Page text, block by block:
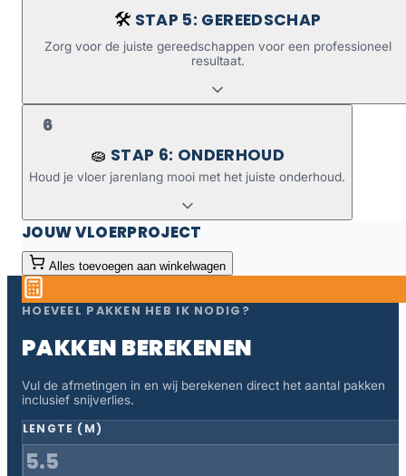
🛠️ STAP 5: GEREEDSCHAP
Zorg voor de juiste gereedschappen voor een professioneel
resultaat.
6
🧽 STAP 6: ONDERHOUD
Houd je vloer jarenlang mooi met het juiste onderhoud.
JOUW VLOERPROJECT
Alles toevoegen aan winkelwagen
HOEVEEL PAKKEN HEB IK NODIG?
PAKKEN BEREKENEN
Vul de afmetingen in en wij berekenen direct het aantal pakken
inclusief snijverlies.
LENGTE (M)